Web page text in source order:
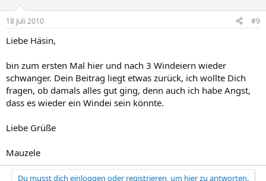
18 Juli 2010 #9
Liebe Häsin,
bin zum ersten Mal hier und nach 3 Windeiern wieder
schwanger. Dein Beitrag liegt etwas zurück, ich wollte Dich
fragen, ob damals alles gut ging, denn auch ich habe Angst,
dass es wieder ein Windei sein könnte.
Liebe Grüße
Mauzele
Du musst dich einloggen oder registrieren, um hier zu antworten.